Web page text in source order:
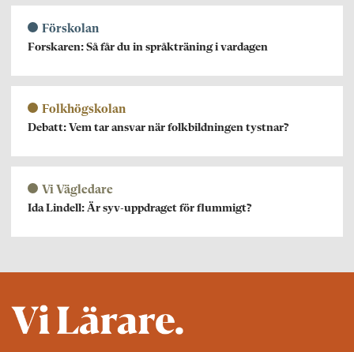
Förskolan
Forskaren: Så får du in språkträning i vardagen
Folkhögskolan
Debatt: Vem tar ansvar när folkbildningen tystnar?
Vi Vägledare
Ida Lindell: Är syv-uppdraget för flummigt?